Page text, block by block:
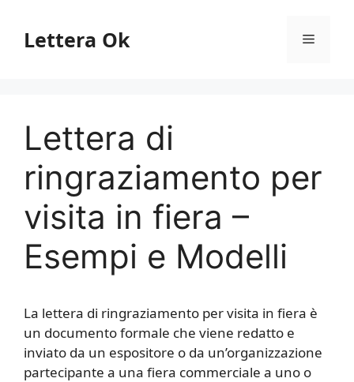
contenuto
Lettera Ok Menu
Lettera di
ringraziamento per
visita in fiera –
Esempi e Modelli
La lettera di ringraziamento per visita in fiera è
un documento formale che viene redatto e
inviato da un espositore o da un’organizzazione
partecipante a una fiera commerciale a uno o